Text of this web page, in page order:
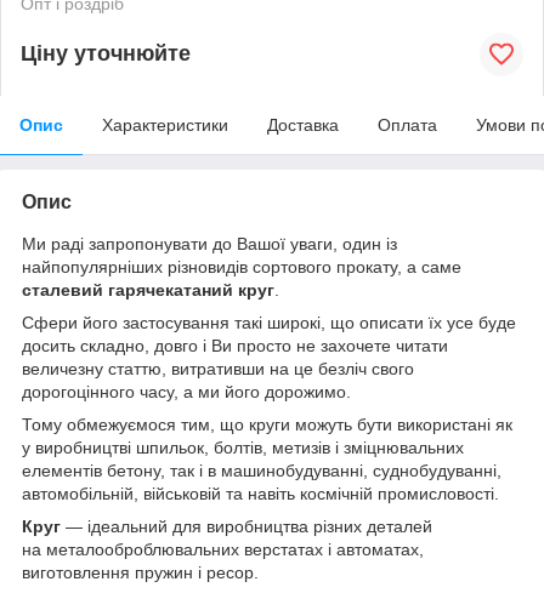
Ціну уточнюйте
Опис Характеристики Доставка Оплата Умови
Опис
Ми раді запропонувати до Вашої уваги, один із
найпопулярніших різновидів сортового прокату, а саме
сталевий гарячекатаний круг
Сфери його застосування такі широкі, що описати їх усе буде
досить складно, довго і Ви просто не захочете читати
величезну статтю, витративши на це безліч свого
дорогоцінного часу, а ми його дорожимо.
Тому обмежуємося тим, що круги можуть бути використані як
у виробництві шпильок, болтів, метизів і зміцнювальних
елементів бетону, так і в машинобудуванні, суднобудуванні,
автомобільній, військовій та навіть космічній промисловості.
Круг — ідеальний для виробництва різних деталей
на металооброблювальних верстатах і автоматах,
виготовлення пружин і ресор.